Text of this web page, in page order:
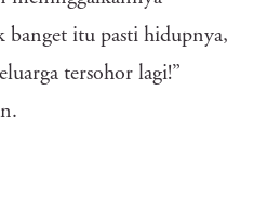
banget itu pasti hidupnya,
tersohor lagi!”